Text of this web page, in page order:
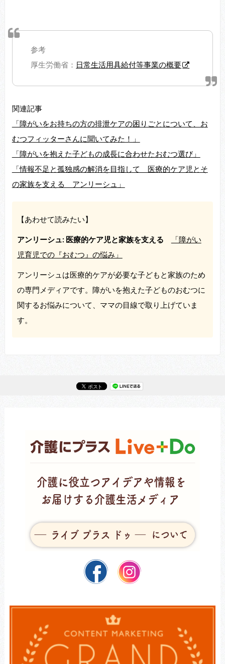
参考
厚生労働省： 日常生活用具給付等事業の概要
関連記事
「障がいをお持ちの方の排泄ケアの困りごとについて、お
むつフィッターさんに聞いてみた！」
「障がいを抱えた子どもの成長に合わせたおむつ選び」
「情報不足と孤独感の解消を目指して 医療的ケア児とそ
の家族を支える アンリーシュ」
【あわせて読みたい】
アンリーシュ: 医療的ケア児と家族を支える
「障がい
児育児での『おむつ』の悩み」
アンリーシュは医療的ケアが必要な子どもと家族のため
の専門メディアです。障がいを抱えた子どものおむつに
関するお悩みについて、ママの目線で取り上げていま
す。